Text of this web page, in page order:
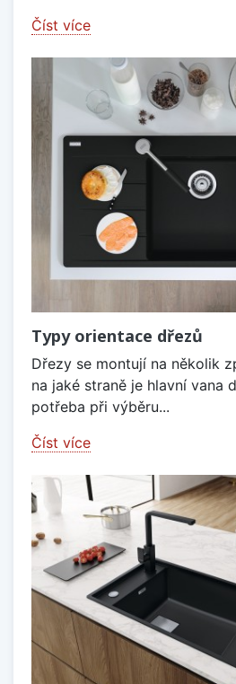
Číst více
Typy orientace dřezů
Dřezy se montují na několik
na jaké straně je hlavní vana
potřeba při výběru...
Číst více